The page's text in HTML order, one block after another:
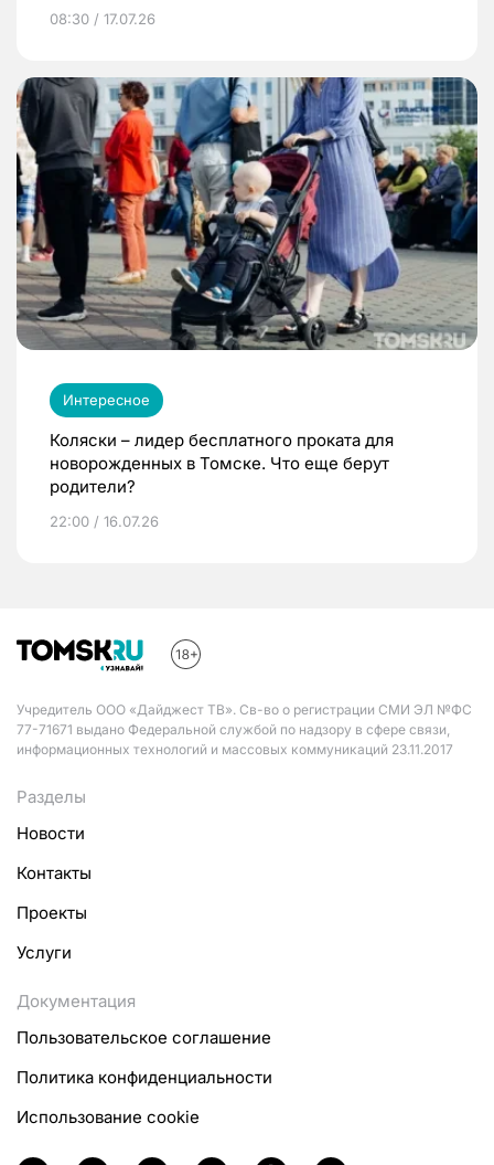
08:30 / 17.07.26
Интересное
Коляски – лидер бесплатного проката для
новорожденных в Томске. Что еще берут
родители?
22:00 / 16.07.26
Учредитель ООО «Дайджест ТВ». Св-во о регистрации СМИ ЭЛ №ФС
77-71671 выдано Федеральной службой по надзору в сфере связи,
информационных технологий и массовых коммуникаций 23.11.2017
Разделы
Новости
Контакты
Проекты
Услуги
Документация
Пользовательское соглашение
Политика конфиденциальности
Использование cookie